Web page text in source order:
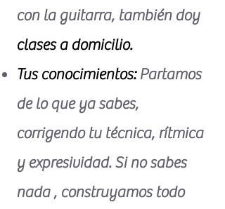
con la guitarra, también doy
clases a domicilio.
Tus conocimientos:Partamos
de lo que ya sabes,
corrigendo tu técnica, rítmica
y expresividad. Si no sabes
nada , construyamos todo